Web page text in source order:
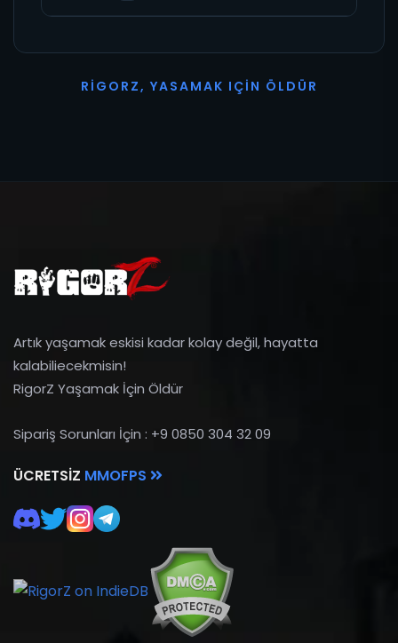
R I G O R Z, YASAMAK I ÇI N Ö L D Ü R
Artık yaşamak eskisi kadar kolay değil, hayatta
kalabiliecekmisin!
RigorZ Yaşamak İçin Öldür
Sipariş Sorunları İçin : +9 0850 304 32 09
ÜCRETSIZ MMOFPS